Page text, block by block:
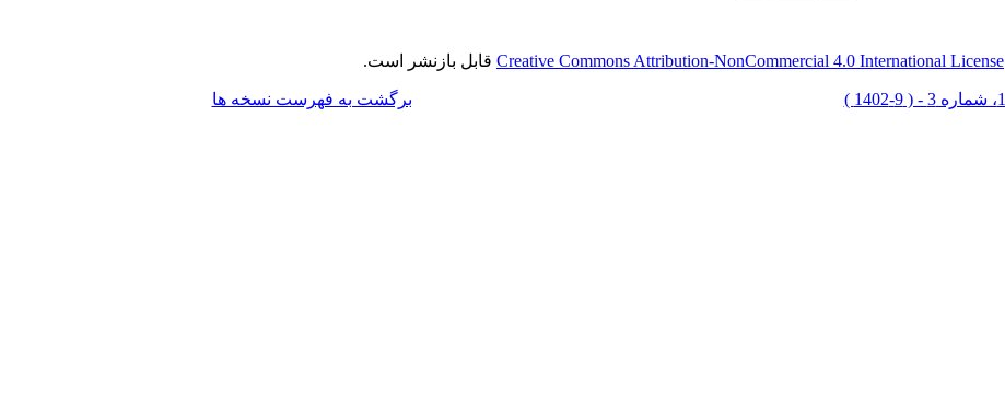
Creative Commons Attribution-NonCommercial 4.0 International License قابل بازنشر است.
برگشت به فهرست نسخه ها